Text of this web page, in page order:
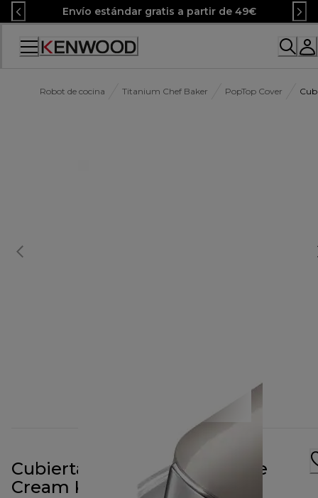
Skip
to
Content
Envío estándar gratis a partir de 49€
Accessibility
Robot de cocina Titanium Chef Baker PopTop Cover
Cubierta PopTop Champagne
Cream KAT65.000CP